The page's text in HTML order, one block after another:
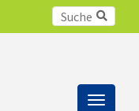
Toggle